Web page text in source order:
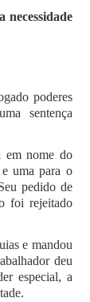
necessidade
poderes
sentença
em nome do
e uma para o
pedido de
foi rejeitado
e mandou
deu
especial, a